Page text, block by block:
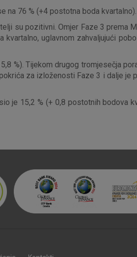
na 76 % (+4 postotna boda kvartalno).
su pozitivni. Omjer Faze 3 prema
uglavnom zahvaljujući
%). Tijekom drugog tromjesečja
za izloženosti Faze 3 i dalje je
je 15,2 % (+ 0,8 postotnih bodova